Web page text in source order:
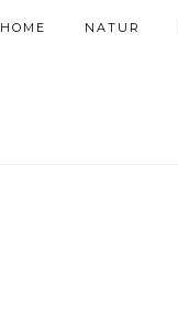
HOME NATUR